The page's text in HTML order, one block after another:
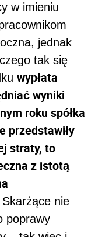
w imieniu
jednak
tak się
wypłata
wyniki
roku spółka
przedstawiły
straty, to
z istotą
Skarżące nie
poprawy